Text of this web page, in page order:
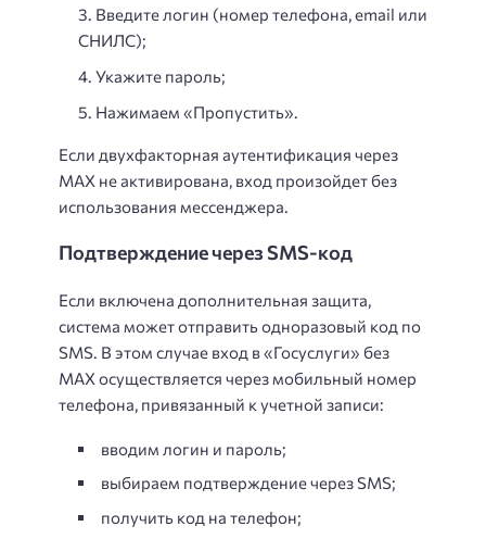
Введите логин (номер телефона, email или
СНИЛС);
Укажите пароль;
Нажимаем «Пропустить».
Если двухфакторная аутентификация через
MAX не активирована, вход произойдет без
использования мессенджера.
Подтверждение через SMS-код
Если включена дополнительная защита,
система может отправить одноразовый код по
SMS. В этом случае вход в «Госуслуги» без
MAX осуществляется через мобильный номер
телефона, привязанный к учетной записи:
вводим логин и пароль;
выбираем подтверждение через SMS;
получить код на телефон;